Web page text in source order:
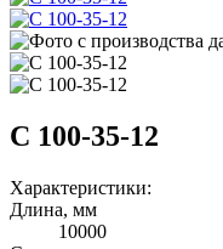
С 100-35-12
Характеристики:
Длина, мм
10000